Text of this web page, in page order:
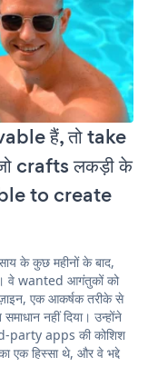
हैं, तो take
crafts लकड़ी के
to create
के कुछ महीनों के बाद,
वे wanted आगंतुकों को
एक आकर्षक तरीके से
नहीं दिया। उन्होंने
apps की कोशिश
एक हिस्सा थे, और वे भद्दे